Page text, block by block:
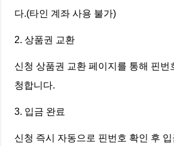
다.(타인 계좌 사용 불가)
2. 상품권 교환
신청 상품권 교환 페이지를 통해 핀번
청합니다.
3. 입금 완료
신청 즉시 자동으로 핀번호 확인 후